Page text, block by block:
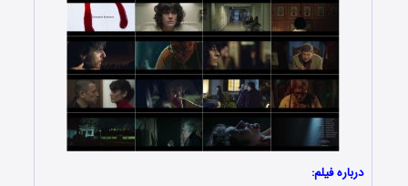
درباره فیلم: